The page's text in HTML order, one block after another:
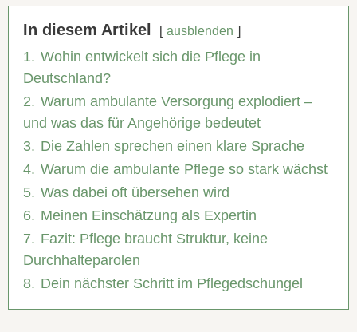
In diesem Artikel ausblenden
1. Wohin entwickelt sich die Pflege in
Deutschland?
2. Warum ambulante Versorgung explodiert –
und was das für Angehörige bedeutet
3. Die Zahlen sprechen einen klare Sprache
4. Warum die ambulante Pflege so stark wächst
5. Was dabei oft übersehen wird
6. Meinen Einschätzung als Expertin
7. Fazit: Pflege braucht Struktur, keine
Durchhalteparolen
8. Dein nächster Schritt im Pflegedschungel